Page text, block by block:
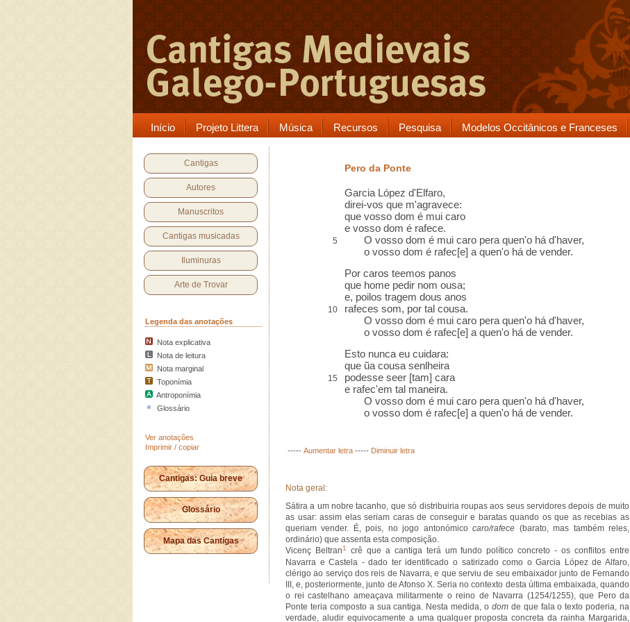
Início Projeto Littera Música Recursos Pesquisa Modelos Occitânicos e Franceses
Cantigas
Autores
Manuscritos
Cantigas musicadas
Iluminuras
Arte de Trovar
Legenda das anotações
Nota explicativa
Nota de leitura
Nota marginal
Toponímia
Antroponímia
Glossário
Ver anotações
Imprimir / copiar
Cantigas: Guia breve
Glossário
Mapa das Cantigas
Pero da Ponte
Garcia López d'Elfaro,
direi-vos que m'agravece:
que vosso dom é mui caro
e vosso dom é rafece.
5
O vosso dom é mui caro pera quen'o há d'haver,
o vosso dom é rafec[e] a quen'o há de vender.
Por caros teemos panos
que home pedir nom ousa;
e, poilos tragem dous anos
10
rafeces som, por tal cousa.
O vosso dom é mui caro pera quen'o há d'haver,
o vosso dom é rafec[e] a quen'o há de vender.
Esto nunca eu cuidara:
que ũa cousa senlheira
15
podesse seer [tam] cara
e rafec'em tal maneira.
O vosso dom é mui caro pera quen'o há d'haver,
o vosso dom é rafec[e] a quen'o há de vender.
----- Aumentar letra ----- Diminuir letra
Nota geral:
Sátira a um nobre tacanho, que só distribuiria roupas aos seus servidores depois de muito
as usar: assim elas seriam caras de conseguir e baratas quando os que as recebias as
queriam vender. É, pois, no jogo antonómicocaro/rafece (barato, mas também reles,
ordinário) que assenta esta composição.
Vicenç Beltran1
crê que a cantiga terá um fundo político concreto - os conflitos entre
Navarra e Castela - dado ter identificado o satirizado como o Garcia López de Alfaro,
clérigo ao serviço dos reis de Navarra, e que serviu de seu embaixador junto de Fernando
III, e, posteriormente, junto de Afonso X. Seria no contexto desta última embaixada, quando
o rei castelhano ameaçava militarmente o reino de Navarra (1254/1255), que Pero da
Ponte teria composto a sua cantiga. Nesta medida, o domde que fala o texto poderia, na
verdade, aludir equivocamente a uma qualquer proposta concreta da rainha Margarida,